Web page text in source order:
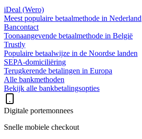
iDeal (Wero)
Meest populaire betaalmethode in Nederland
Bancontact
Toonaangevende betaalmethode in België
Trustly
Populaire betaalwijze in de Noordse landen
SEPA-domiciliëring
Terugkerende betalingen in Europa
Alle bankmethoden
Bekijk alle bankbetalingsopties
Digitale portemonnees
Snelle mobiele checkout